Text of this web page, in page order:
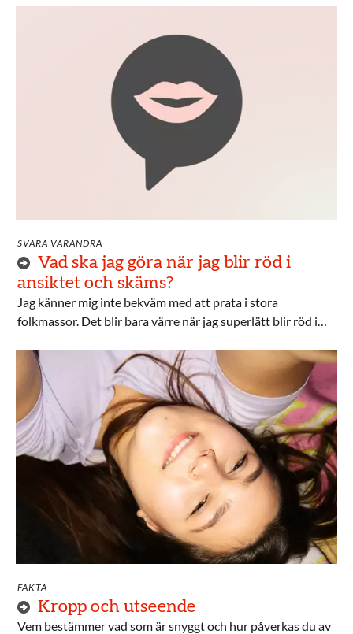
SVARA VARANDRA
Vad ska jag göra när jag blir röd i
ansiktet och skäms?
Jag känner mig inte bekväm med att prata i stora
folkmassor. Det blir bara värre när jag superlätt blir röd i
FAKTA
Kropp och utseende
Vem bestämmer vad som är snyggt och hur påverkas du av